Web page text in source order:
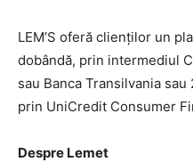
LEM’S oferă clienţilor un
dobândă, prin intermediul
sau Banca Transilvania
prin UniCredit Consumer
Despre Lemet